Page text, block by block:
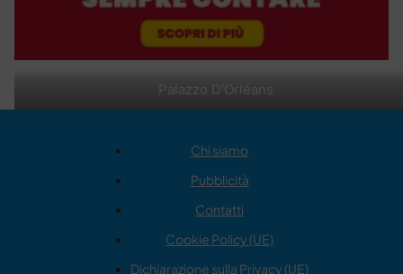
Palazzo D'Orléans
Chi siamo
Pubblicità
Contatti
Cookie Policy (UE)
Dichiarazione sulla Privacy (UE)